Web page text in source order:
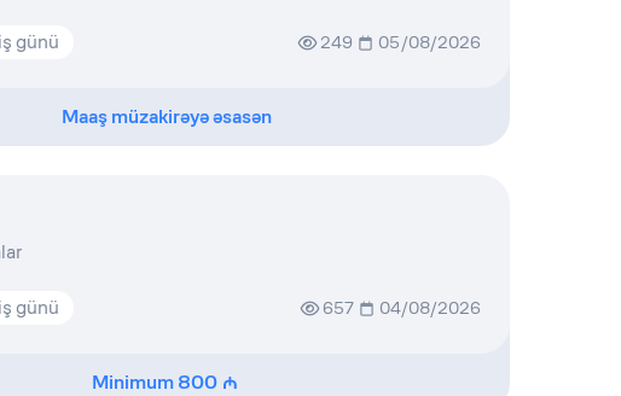
günü 249 05/08/2026
Maaş müzakirəyə əsasən
günü 657 04/08/2026
Minimum800